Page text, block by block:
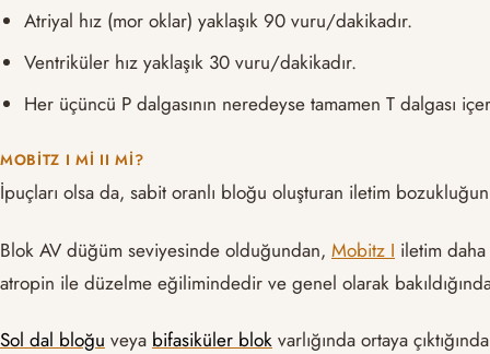
Atriyal hız (mor oklar) yaklaşık 90 vuru/dakikadır.
Ventriküler hız yaklaşık 30 vuru/dakikadır.
Her üçüncü P dalgasının neredeyse tamamen T dalgası
MOBITZ I MI II MI?
İpuçları olsa da, sabit oranlı bloğu oluşturan iletim
Blok AV düğüm seviyesinde olduğundan, Mobitz I iletim
atropin ile düzelme eğilimindedir ve genel olarak
Sol dal bloğu veya bifasiküler blok varlığında ortaya